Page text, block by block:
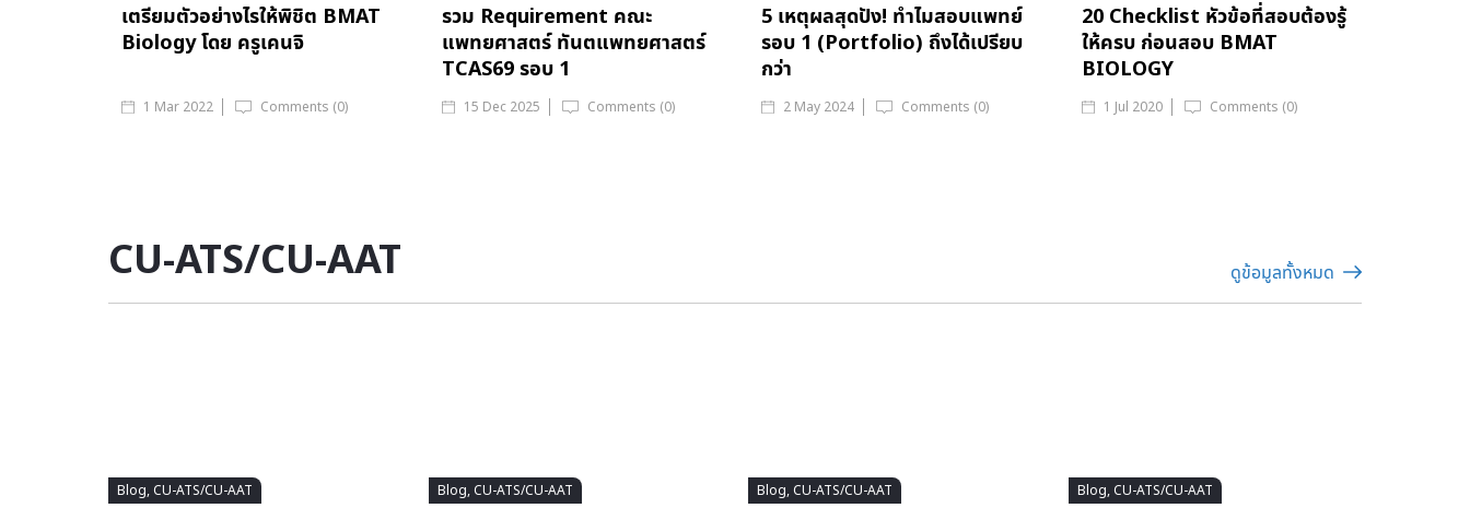
เตรียมตัวอย่างไรให้พิชิต BMAT
Biology โดย ครูเคนจิ
1 Mar 2022 Comments (0)
รวม Requirement คณะ
แพทยศาสตร์ ทันตแพทยศาสตร์
TCAS69 รอบ 1
15 Dec 2025 Comments (0)
5 เหตุผลสุดปัง! ทำไมสอบแพทย์
รอบ 1 (Portfolio) ถึงได้เปรียบ
กว่า
2 May 2024 Comments (0)
20 Checklist หัวข้อที่สอบต้องรู้
ให้ครบ ก่อนสอบ BMAT
BIOLOGY
1 Jul 2020 Comments (0)
CU-ATS/CU-AAT ดูข้อมูลทั้งหมด
Blog, CU-ATS/CU-AAT Blog, CU-ATS/CU-AAT Blog, CU-ATS/CU-AAT Blog, CU-ATS/CU-AAT